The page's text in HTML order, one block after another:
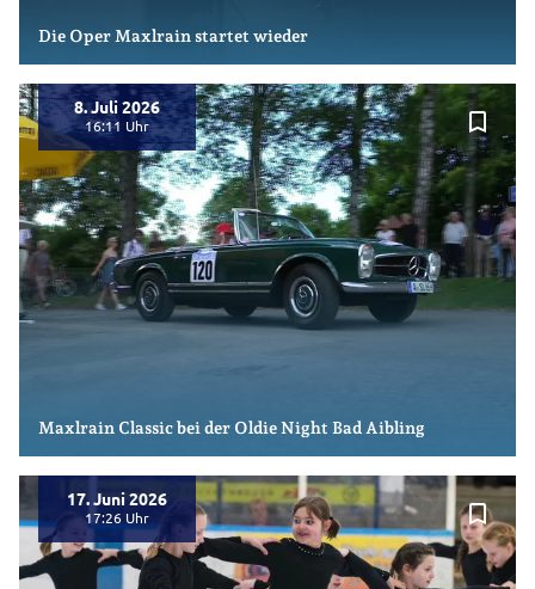
Die Oper Maxlrain startet wieder
bookmark_border
8. Juli 2026
16:11
Maxlrain Classic bei der Oldie Night Bad Aibling
bookmark_border
17. Juni 2026
17:26